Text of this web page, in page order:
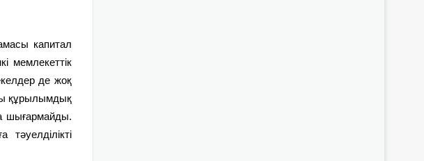
капитал
мемлекеттік
де жоқ
құрылымдық
шығармайды.